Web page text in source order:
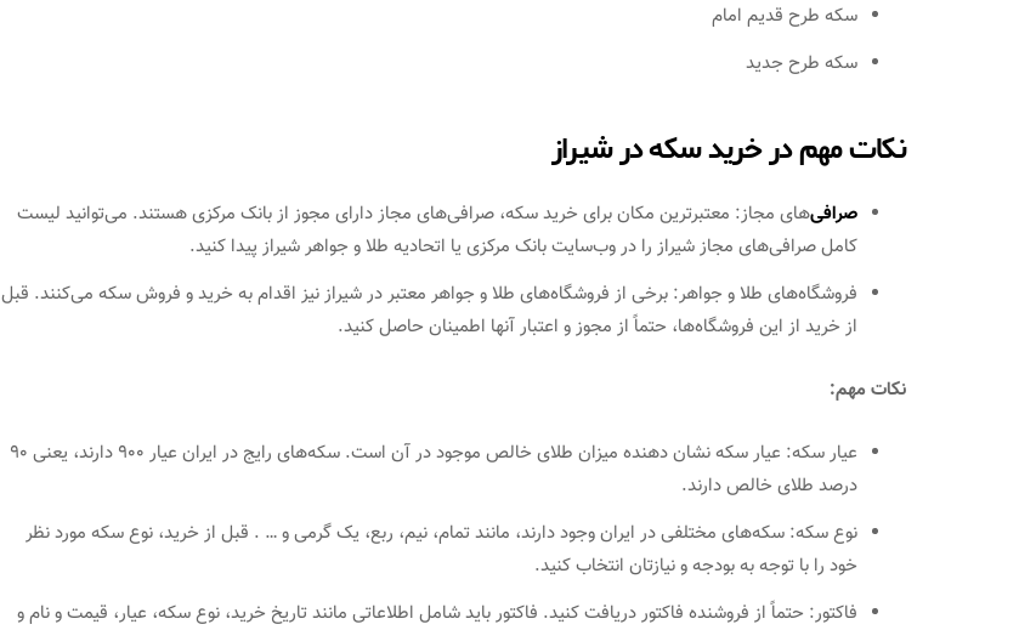
سکه طرح قدیم امام
سکه طرح جدید
نکات مهم در خرید سکه در شیراز
صرافی‌های مجاز: معتبرترین مکان برای خرید سکه، صرافی‌های مجاز دارای مجوز از بانک مرکزی هستند. می‌توانید لیست
کامل صرافی‌های مجاز شیراز را در وب‌سایت بانک مرکزی یا اتحادیه طلا و جواهر شیراز پیدا کنید.
فروشگاه‌های طلا و جواهر: برخی از فروشگاه‌های طلا و جواهر معتبر در شیراز نیز اقدام به خرید و فروش سکه می‌کنند. قبل
از خرید از این فروشگاه‌ها، حتماً از مجوز و اعتبار آنها اطمینان حاصل کنید.
نکات مهم:
عیار سکه: عیار سکه نشان دهنده میزان طلای خالص موجود در آن است. سکه‌های رایج در ایران عیار 900 دارند، یعنی 90
درصد طلای خالص دارند.
نوع سکه: سکه‌های مختلفی در ایران وجود دارند، مانند تمام، نیم، ربع، یک گرمی و … . قبل از خرید، نوع سکه مورد نظر
خود را با توجه به بودجه و نیازتان انتخاب کنید.
فاکتور: حتماً از فروشنده فاکتور دریافت کنید. فاکتور باید شامل اطلاعاتی مانند تاریخ خرید، نوع سکه، عیار، قیمت و نام و